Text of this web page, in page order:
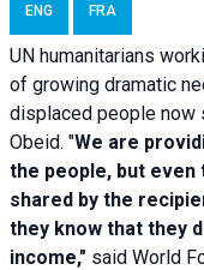
ENG FRA
UN humanitarians
of growing dramatic
displaced people now
Obeid. "We are
the people, but
shared by the
they know that they
income," said World